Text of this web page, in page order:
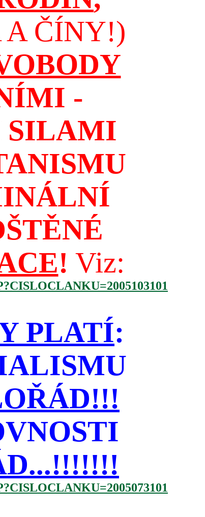
A ČÍNY!)
-
SILAMI
! Viz:
PLATÍ: